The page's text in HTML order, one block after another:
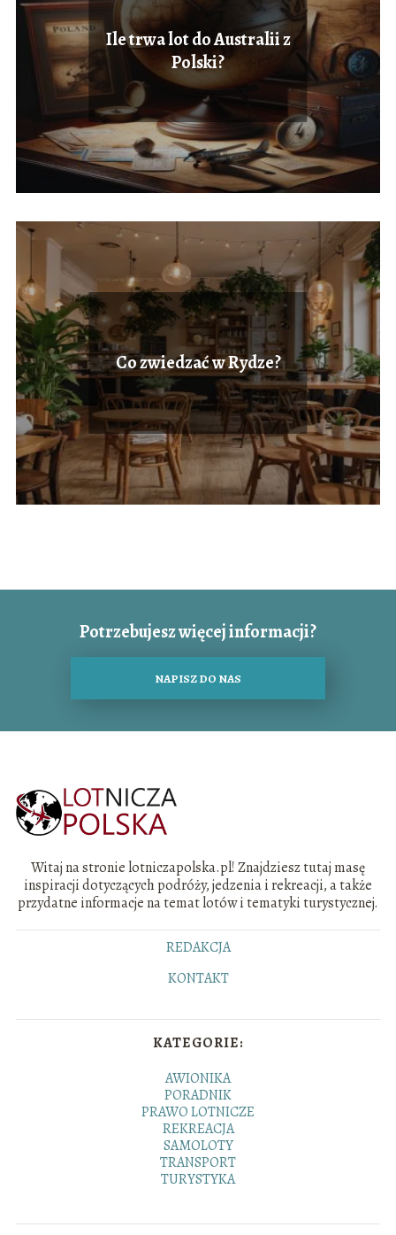
Ile trwa lot do Australii z
Polski?
Co zwiedzać w Rydze?
Potrzebujesz więcej informacji?
NAPISZ DO NAS
Witaj na stronie lotniczapolska.pl! Znajdziesz tutaj masę
inspiracji dotyczących podróży, jedzenia i rekreacji, a także
przydatne informacje na temat lotów i tematyki turystycznej.
REDAKCJA
KONTAKT
KATEGORIE:
AWIONIKA
PORADNIK
PRAWO LOTNICZE
REKREACJA
SAMOLOTY
TRANSPORT
TURYSTYKA